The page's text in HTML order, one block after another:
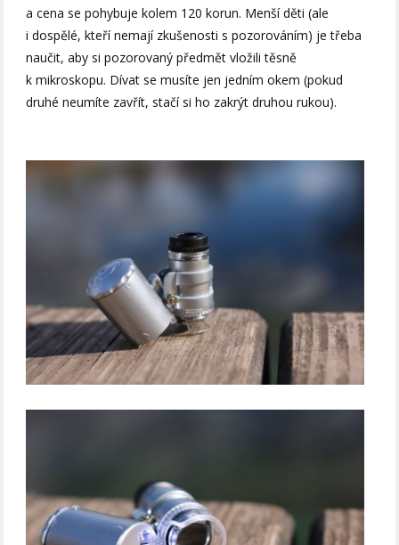
a cena se pohybuje kolem 120 korun. Menší děti (ale
i dospělé, kteří nemají zkušenosti s pozorováním) je třeba
naučit, aby si pozorovaný předmět vložili těsně
k mikroskopu. Dívat se musíte jen jedním okem (pokud
druhé neumíte zavřít, stačí si ho zakrýt druhou rukou).